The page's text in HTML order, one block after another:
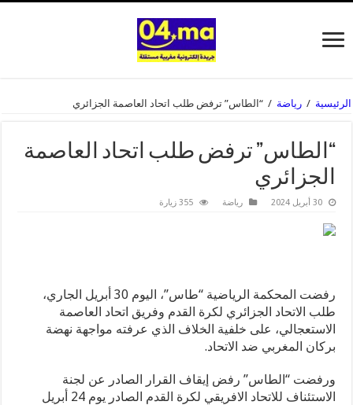
الرئيسية / رياضة / “الطاس” ترفض طلب اتحاد العاصمة الجزائري
“الطاس” ترفض طلب اتحاد العاصمة
الجزائري
30 أبريل 2024 رياضة 355 زيارة
رفضت المحكمة الرياضية “طاس”، اليوم 30 أبريل الجاري،
طلب الاتحاد الجزائري لكرة القدم وفريق اتحاد العاصمة
الاستعجالي، على خلفية الخلاف الذي عرفته مواجهة نهضة
بركان المغربي ضد الاتحاد.
ورفضت “الطاس” رفض إيقاف القرار الصادر عن لجنة
الاستئناف للاتحاد الافريقي لكرة القدم الصادر يوم 24 أبريل